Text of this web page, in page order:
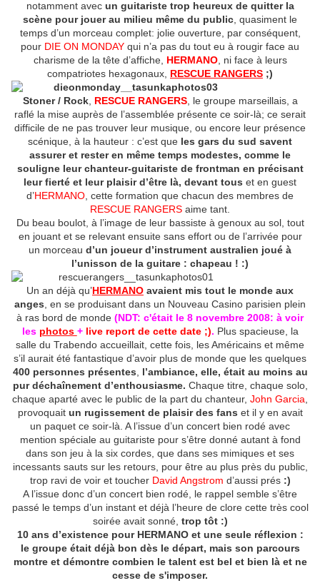
notamment avec un guitariste trop heureux de quitter la
scène pour jouer au milieu même du public , quasiment le
temps d’un morceau complet: jolie ouverture, par conséquent,
pour DIE ON MONDAY qui n’a pas du tout eu à rougir face au
charisme de la tête d’affiche, HERMANO, ni face à leurs
compatriotes hexagonaux, RESCUE RANGERS ;)
Stoner / Rock, RESCUE RANGERS, le groupe marseillais, a
raflé la mise auprès de l’assemblée présente ce soir-là; ce serait
difficile de ne pas trouver leur musique, ou encore leur présence
scénique, à la hauteur : c’est que les gars du sud savent
assurer et rester en même temps modestes, comme le
souligne leur chanteur-guitariste de frontman en précisant
leur fierté et leur plaisir d’être là, devant tous et en guest
d’HERMANO , cette formation que chacun des membres de
RESCUE RANGERS aime tant.
Du beau boulot, à l’image de leur bassiste à genoux au sol, tout
en jouant et se relevant ensuite sans effort ou de l’arrivée pour
un morceau d’un joueur d’instrument australien joué à
l’unisson de la guitare : chapeau ! :)
Un an déjà qu’HERMANO avaient mis tout le monde aux
anges , en se produisant dans un Nouveau Casino parisien plein
à ras bord de monde (NDT: c'était le 8 novembre 2008: à voir
les photos + live report de cette date ;). Plus spacieuse, la
salle du Trabendo accueillait, cette fois, les Américains et même
s’il aurait été fantastique d’avoir plus de monde que les quelques
400 personnes présentes
l’ambiance, elle, était au moins au
pur déchaînement d’enthousiasme. Chaque titre, chaque solo,
chaque aparté avec le public de la part du chanteur, John Garcia
provoquait un rugissement de plaisir des fans et il y en avait
un paquet ce soir-là. A l’issue d’un concert bien rodé avec
mention spéciale au guitariste pour s’être donné autant à fond
dans son jeu à la six cordes, que dans ses mimiques et ses
incessants sauts sur les retours, pour être au plus près du public,
trop ravi de voir et toucher David Angstrom d’aussi prés :)
A l’issue donc d’un concert bien rodé, le rappel semble s’être
passé le temps d’un instant et déjà l’heure de clore cette très cool
soirée avait sonné, trop tôt :)
10 ans d’existence pour HERMANO et une seule réflexion :
le groupe était déjà bon dès le départ, mais son parcours
montre et démontre combien le talent est bel et bien là et ne
cesse de s'imposer.